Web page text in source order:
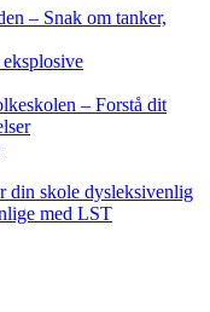
– Snak om tanker,
– Forstå dit
din skole dysleksivenlig
med LST